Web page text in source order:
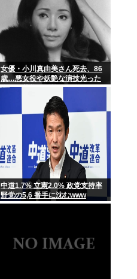
女優・小川真由美さん死去、86
歳…悪女役や妖艶な演技光った
晩年は芸能活動控え尼僧に
中道1.7% 立憲2.0% 政党支持率
野党の5,6 番手に沈むwww